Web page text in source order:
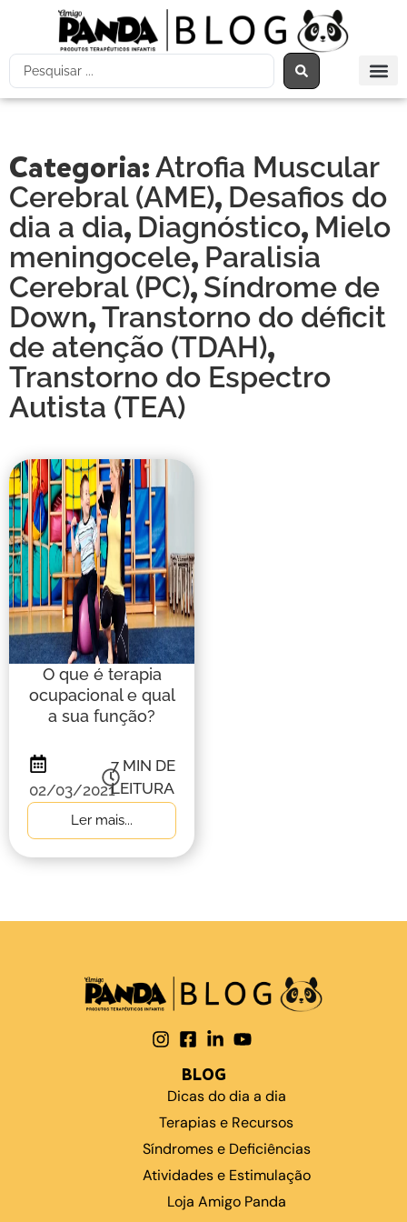
Categoria:Atrofia Muscular
Cerebral (AME), Desafios do
dia a dia, Diagnóstico, Mielo
meningocele, Paralisia
Cerebral (PC), Síndrome de
Down,Transtorno do déficit
de atenção (TDAH),
Transtorno do Espectro
Autista (TEA)
O que é terapia
ocupacional e qual
a sua função?
02/03/2021
7 MIN DE
LEITURA
Ler mais...
BLOG
Dicas do dia a dia
Terapias e Recursos
Síndromes e Deficiências
Atividades e Estimulação
Loja Amigo Panda